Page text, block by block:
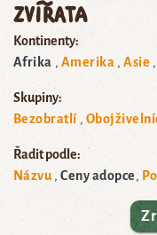
Zvířata
Kontinenty:
Afrika
Amerika Asie
Skupiny:
Bezobratlí
Řadit podle:
Názvu
Ceny adopce